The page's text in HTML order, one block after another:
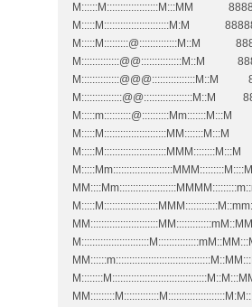
M::::::M:::::::::::::::::::M:::MM
M:::::M::::::::::::::::::::::::M:M
M:::::M:::::::::@::::::::::::::M::M
M::::::::::::::@@:::::::::::::::M::M
M::::::::::::::@@@::::::::::::::::M::M
M:::::::::::::::@@::::::::::::::::::M::M